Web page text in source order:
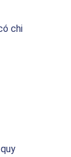
chi